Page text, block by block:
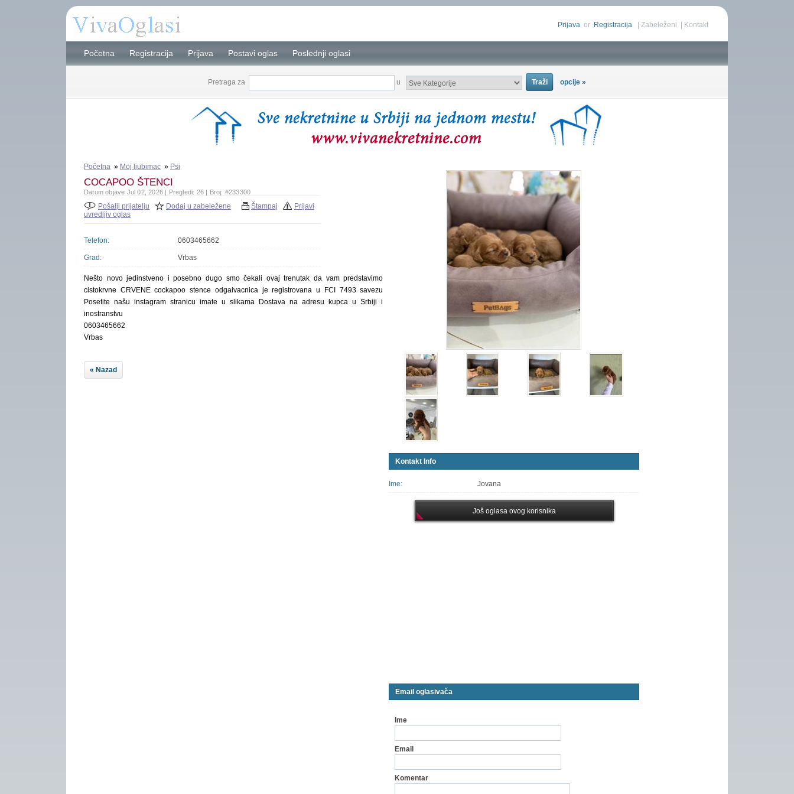
Prijava or Registracija Zabeleženi Kontakt
Početna Registracija Prijava Postavi oglas Poslednji oglasi
Pretraga za u opcije »
Početna » Moj ljubimac » Psi
COCAPOO ŠTENCI
Datum objave Jul 02, 2026 | Pregledi: 26 | Broj: #233300
Pošalji prijatelju Dodaj u zabeležene Štampaj
Prijavi
uvredljiv oglas
Telefon: 0603465662
Grad: Vrbas
Nešto novo jedinstveno i posebno dugo smo čekali ovaj trenutak da vam predstavimo
cistokrvne CRVENE cockapoo stence odgaivacnica je registrovana u FCI 7493 savezu
Posetite našu instagram stranicu imate u slikama Dostava na adresu kupca u Srbiji i
inostranstvu
0603465662
Vrbas
« Nazad
Kontakt Info
Ime: Jovana
Još oglasa ovog korisnika
Email oglasivača
Ime
Email
Komentar